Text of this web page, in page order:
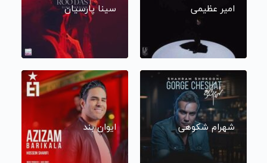
امیر عظیمی سینا پارسیان
شهرام شکوهی ایوان بند